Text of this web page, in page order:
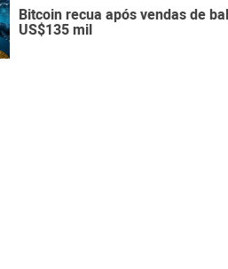
Bitcoin recua após vendas de
US$135 mil